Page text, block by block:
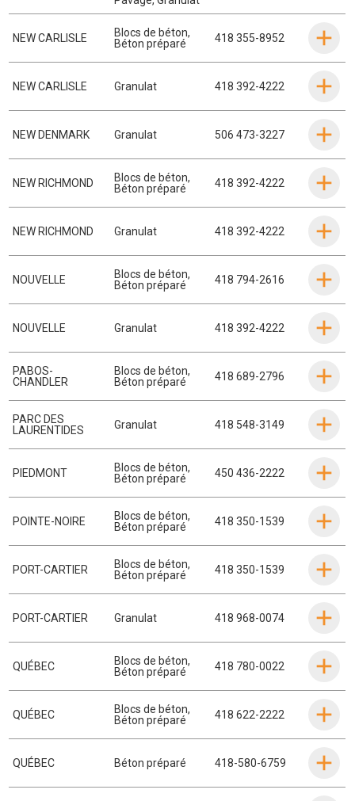
NEW CARLISLE Blocs de béton,
Béton préparé
418 355-8952
NEW CARLISLE Granulat 418 392-4222
NEW DENMARK Granulat 506 473-3227
NEW RICHMOND Blocs de béton,
Béton préparé
418 392-4222
NEW RICHMOND Granulat 418 392-4222
NOUVELLE Blocs de béton,
Béton préparé
418 794-2616
NOUVELLE Granulat 418 392-4222
PABOS-
CHANDLER
Blocs de béton,
Béton préparé
418 689-2796
PARC DES
LAURENTIDES
Granulat 418 548-3149
PIEDMONT Blocs de béton,
Béton préparé
450 436-2222
POINTE-NOIRE Blocs de béton,
Béton préparé
418 350-1539
PORT-CARTIER Blocs de béton,
Béton préparé
418 350-1539
PORT-CARTIER Granulat 418 968-0074
QUÉBEC Blocs de béton,
Béton préparé
418 780-0022
QUÉBEC Blocs de béton,
Béton préparé
418 622-2222
QUÉBEC Béton préparé 418-580-6759